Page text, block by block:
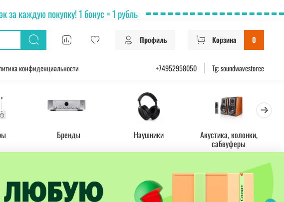
за каждую покупку! 1 бонус = 1 рубль
Профиль Корзина 0
конфиденциальности +74952958050 Tg: soundwavestoree
Бренды Наушники Акустика, колонки,
сабвуферы